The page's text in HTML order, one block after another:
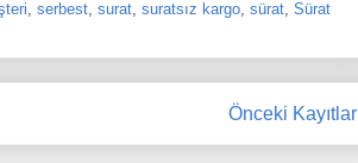
, serbest, surat, suratsız kargo, sürat, Sürat
Önceki Kayıtlar